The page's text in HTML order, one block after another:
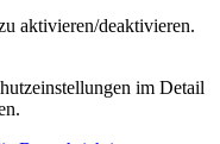
aktivieren/deaktivieren.
im Detail